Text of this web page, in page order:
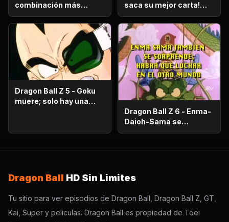
combinación más
fuerte de este Mundo.
saca su mejor carta!
Gohan, un niño llorón.
Dragon Ball Z 5 - Goku
muere; solo hay una
Dragon Ball Z 6 - Enma-
Daioh-Sama se
sorprende. Habrá que
mundo?
Dragon Ball HD Sin Limites
Tu sitio para ver episodios de Dragon Ball, Dragon Ball Z, GT,
Kai, Super y peliculas. Dragon Ball es propiedad de Toei